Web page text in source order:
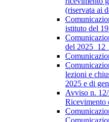
(riservata ai
istituto del
del
lezioni e
2025 e di
Avviso n.
Ricevimento